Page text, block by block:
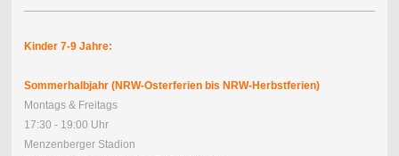
Kinder 7-9 Jahre:
Sommerhalbjahr (NRW-Osterferien bis NRW-Herbstferien)
Montags & Freitags
17:30 - 19:00 Uhr
Menzenberger Stadion